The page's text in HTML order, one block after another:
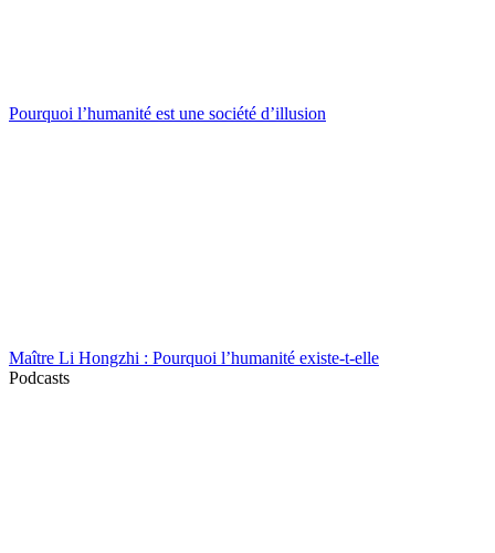
Pourquoi l’humanité est une société d’illusion
Maître Li Hongzhi : Pourquoi l’humanité existe-t-elle
Podcasts